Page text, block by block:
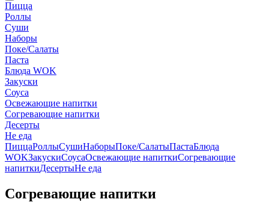
Пицца
Роллы
Суши
Наборы
Поке/Салаты
Паста
Блюда WOK
Закуски
Соуса
Освежающие напитки
Согревающие напитки
Десерты
Не еда
ПиццаРоллыСушиНаборыПоке/СалатыПастаБлюда
WOKЗакускиСоусаОсвежающие напиткиСогревающие
напиткиДесертыНе еда
Согревающие напитки